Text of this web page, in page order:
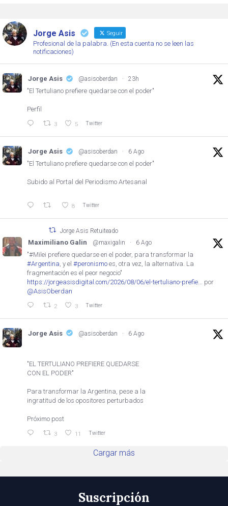
Jorge Asis Seguir
Profesional de la palabra. (En esta cuenta no se leen las
notificaciones)
Jorge Asis @asisoberdan · 23h
"El Tertuliano prefiere quedarse con el poder"
Perfil
3 5 Twitter
Jorge Asis @asisoberdan · 6 Ago
"El Tertuliano prefiere quedarse con el poder"
Subido al Portal del Periodismo Artesanal
8 Twitter
Jorge Asis Retuiteado
Maximiliano Galin @maxigalin · 6 Ago
"#Milei prefiere quedarse en el poder, para transformar la
#Argentina , y el #peronismo es, otra vez, la alternativa. La
fragmentación es el peor negocio"
https://jorgeasisdigital.com/2026/08/06/el-tertuliano-prefie...
por
@AsisOberdan
2 3 Twitter
Jorge Asis @asisoberdan · 6 Ago
"EL TERTULIANO PREFIERE QUEDARSE
CON EL PODER"
Para transformar la Argentina, pese a la
ingratitud de los opositores perturbados
Próximo post
3 11 Twitter
Cargar más
Suscripción